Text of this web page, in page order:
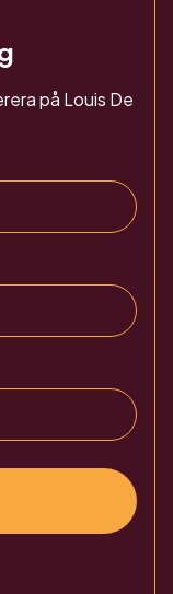
på Louis De